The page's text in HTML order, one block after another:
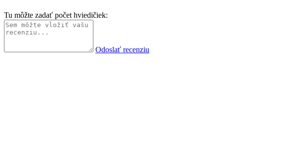
Tu môžte zadať počet hviedičiek:
Odoslať recenziu